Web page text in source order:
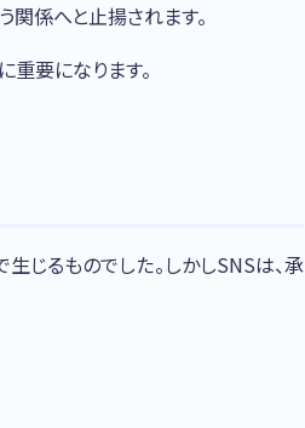
係へと止揚されます。
重要になります。
じるものでした。しかしSNSは、承